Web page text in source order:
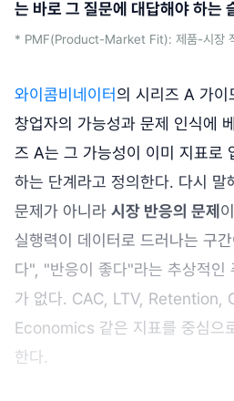
는 바로 그 질문에 대답해야 하는
* PMF(Product-Market Fit): 제품-시장
와이콤비네이터의 시리즈 A 가이
창업자의 가능성과 문제 인식에
즈 A는 그 가능성이 이미 지표로
하는 단계라고 정의한다. 다시 말
문제가 아니라 시장 반응의 문제
실행력이 데이터로 드러나는 구
다", "반응이 좋다"라는 추상적인
가 없다. CAC, LTV, Retention,
Economics 같은 지표를 중심으
한다.